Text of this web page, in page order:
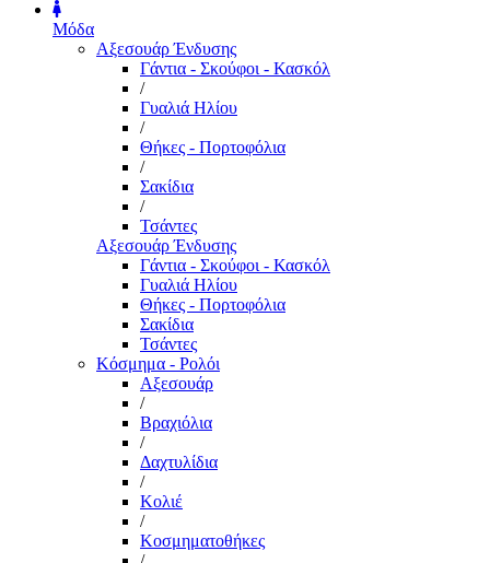
Μόδα
Αξεσουάρ Ένδυσης
Γάντια - Σκούφοι - Κασκόλ
/
Γυαλιά Ηλίου
/
Θήκες - Πορτοφόλια
/
Σακίδια
/
Τσάντες
Αξεσουάρ Ένδυσης
Γάντια - Σκούφοι - Κασκόλ
Γυαλιά Ηλίου
Θήκες - Πορτοφόλια
Σακίδια
Τσάντες
Κόσμημα - Ρολόι
Αξεσουάρ
/
Βραχιόλια
/
Δαχτυλίδια
/
Κολιέ
/
Κοσμηματοθήκες